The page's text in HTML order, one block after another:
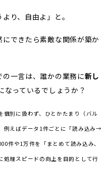
り、自由よ」と。
できたら素敵な関係が築か
一言は、誰かの業務に新し
なっているでしょうか？
別に扱わず、ひとかたまり（バル
例えばデータ1件ごとに「読み込み→
件や1万件を「まとめて読み込み、
処理スピードの向上を目的として行